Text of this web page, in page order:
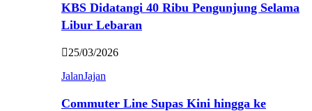
KBS Didatangi 40 Ribu Pengunjung Selama
Libur Lebaran
25/03/2026
JalanJajan
Commuter Line Supas Kini hingga ke